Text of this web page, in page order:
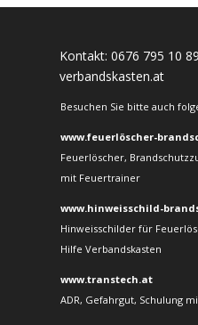
Kontakt: 0676 795 10 89
verbandskasten.at
Besuchen Sie bitte auch
www.feuerlöscher-
Feuerlöscher,
mit Feuertrainer
www.hinweisschild-
Hinweisschilder für
Hilfe Verbandskasten
www.transtech.at
ADR, Gefahrgut, Schulung